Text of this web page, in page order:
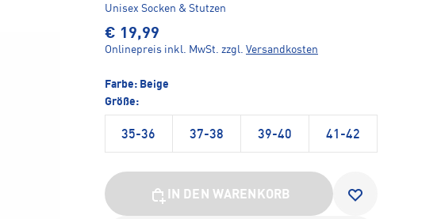
Unisex Socken & Stutzen
€ 19,99
Onlinepreis inkl. MwSt. zzgl. Versandkosten
Farbe: Beige
Größe:
35-36 37-38 39-40 41-42
IN DEN WARENKORB